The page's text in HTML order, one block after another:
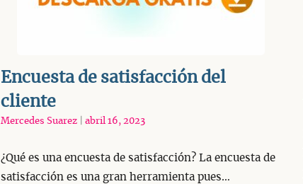
Encuesta de satisfacción del
cliente
Mercedes Suarez abril 16, 2023
¿Qué es una encuesta de satisfacción? La encuesta de
satisfacción es una gran herramienta pues…